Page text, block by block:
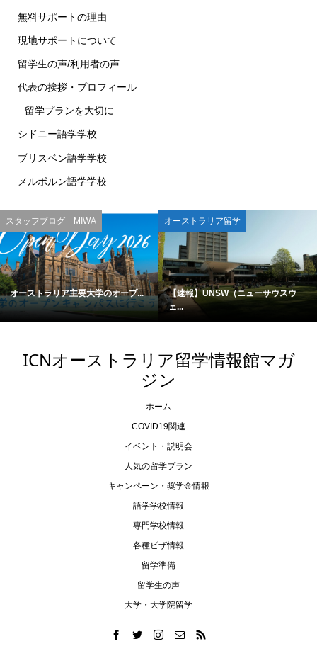
無料サポートの理由
現地サポートについて
留学生の声/利用者の声
代表の挨拶・プロフィール
留学プランを大切に
シドニー語学学校
ブリスベン語学学校
メルボルン語学学校
スタッフブログ MIWA
オーストラリア主要大学のオープ...
オーストラリア留学
【速報】UNSW（ニューサウスウ
ェ...
ICNオーストラリア留学情報館マガ
ジン
ホーム
COVID19関連
イベント・説明会
人気の留学プラン
キャンペーン・奨学金情報
語学学校情報
専門学校情報
各種ビザ情報
留学準備
留学生の声
大学・大学院留学